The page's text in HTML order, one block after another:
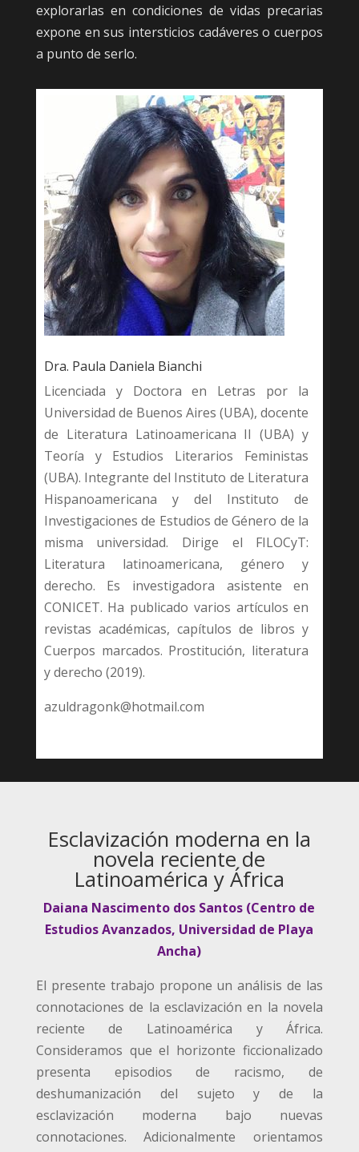
explorarlas en condiciones de vidas precarias
expone en sus intersticios cadáveres o cuerpos
a punto de serlo.
Dra. Paula Daniela Bianchi
Licenciada y Doctora en Letras por la
Universidad de Buenos Aires (UBA), docente
de Literatura Latinoamericana II (UBA) y
Teoría y Estudios Literarios Feministas
(UBA). Integrante del Instituto de Literatura
Hispanoamericana y del Instituto de
Investigaciones de Estudios de Género de la
misma universidad. Dirige el FILOCyT:
Literatura latinoamericana, género y
derecho. Es investigadora asistente en
CONICET. Ha publicado varios artículos en
revistas académicas, capítulos de libros y
Cuerpos marcados. Prostitución, literatura
y derecho (2019).
azuldragonk@hotmail.com
Esclavización moderna en la
novela reciente de
Latinoamérica y África
Daiana Nascimento dos Santos (Centro de
Estudios Avanzados, Universidad de Playa
Ancha)
El presente trabajo propone un análisis de las
connotaciones de la esclavización en la novela
reciente de Latinoamérica y África.
Consideramos que el horizonte ficcionalizado
presenta episodios de racismo, de
deshumanización del sujeto y de la
esclavización moderna bajo nuevas
connotaciones. Adicionalmente orientamos